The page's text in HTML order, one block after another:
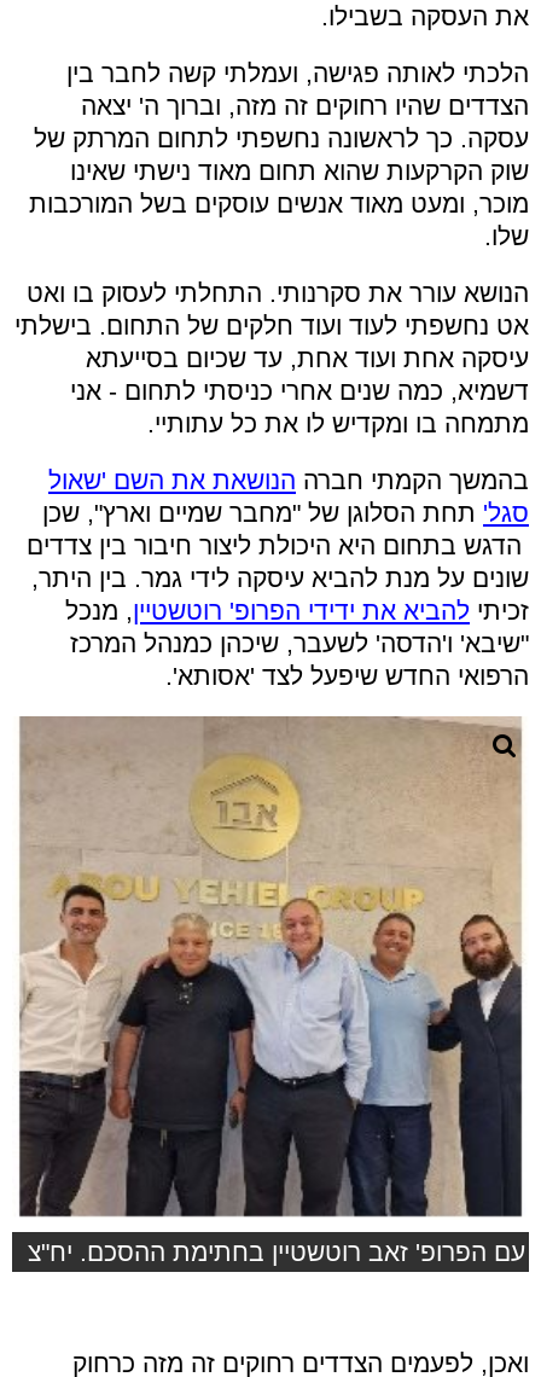
את העסקה בשבילו.
הלכתי לאותה פגישה, ועמלתי קשה לחבר בין
הצדדים שהיו רחוקים זה מזה, וברוך ה' יצאה
עסקה. כך לראשונה נחשפתי לתחום המרתק של
שוק הקרקעות שהוא תחום מאוד נישתי שאינו
מוכר, ומעט מאוד אנשים עוסקים בשל המורכבות
שלו.
הנושא עורר את סקרנותי. התחלתי לעסוק בו ואט
אט נחשפתי לעוד ועוד חלקים של התחום. בישלתי
עיסקה אחת ועוד אחת, עד שכיום בסייעתא
דשמיא, כמה שנים אחרי כניסתי לתחום - אני
מתמחה בו ומקדיש לו את כל עתותיי.
בהמשך הקמתי חברה הנושאת את השם 'שאול
סגל' תחת הסלוגן של "מחבר שמיים וארץ", שכן
הדגש בתחום היא היכולת ליצור חיבור בין צדדים
שונים על מנת להביא עיסקה לידי גמר. בין היתר,
זכיתי להביא את ידידי הפרופ' רוטשטיין, מנכל
"שיבא' ו'הדסה' לשעבר, שיכהן כמנהל המרכז
הרפואי החדש שיפעל לצד 'אסותא'.
עם הפרופ' זאב רוטשטיין בחתימת ההסכם. יח"צ
ואכן, לפעמים הצדדים רחוקים זה מזה כרחוק